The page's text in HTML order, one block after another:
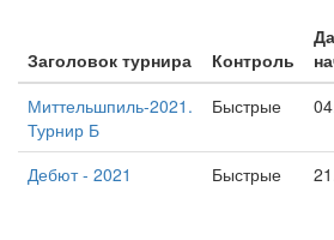
Заголовок турнира Контроль
Миттельшпиль-2021.
Турнир Б
Быстрые
Дебют - 2021
Быстрые